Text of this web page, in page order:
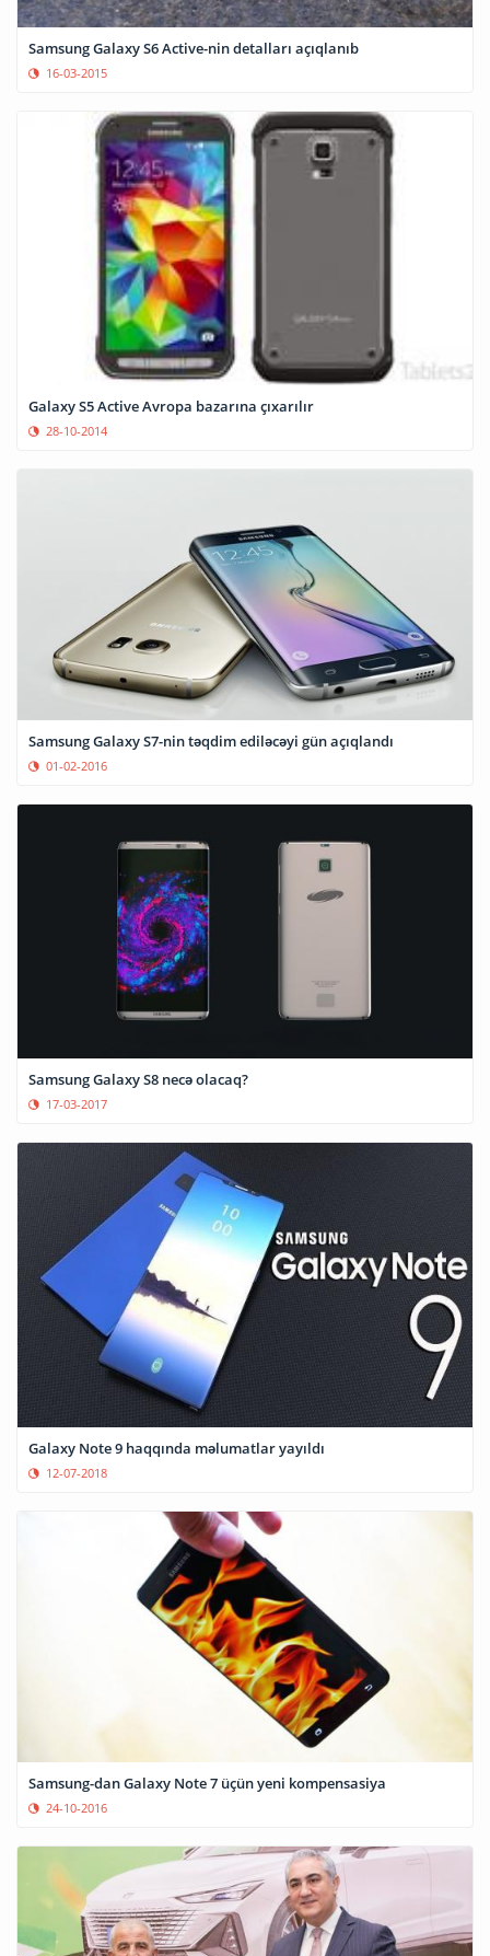
Samsung Galaxy S6 Active-nin detalları açıqlanıb
16-03-2015
Galaxy S5 Active Avropa bazarına çıxarılır
28-10-2014
Samsung Galaxy S7-nin təqdim ediləcəyi gün açıqlandı
01-02-2016
Samsung Galaxy S8 necə olacaq?
17-03-2017
Galaxy Note 9 haqqında məlumatlar yayıldı
12-07-2018
Samsung-dan Galaxy Note 7 üçün yeni kompensasiya
24-10-2016